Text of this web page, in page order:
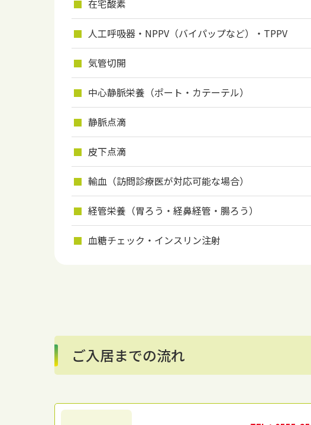
在宅酸素
人工呼吸器・NPPV（バイパップなど）・TPPV
気管切開
中心静脈栄養（ポート・カテーテル）
静脈点滴
皮下点滴
輸血（訪問診療医が対応可能な場合）
経管栄養（胃ろう・経鼻経管・腸ろう）
血糖チェック・インスリン注射
ご入居までの流れ